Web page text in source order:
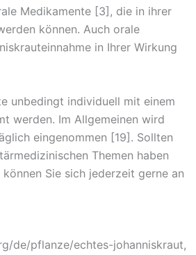
Medikamente [3], die in ihrer
können. Auch orale
in Ihrer Wirkung
unbedingt individuell mit einem
werden. Im Allgemeinen wird
eingenommen [19]. Sollten
Themen haben
Sie sich jederzeit gerne an
de/pflanze/echtes-johanniskraut,